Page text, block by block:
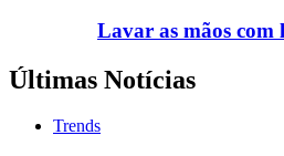
Lavar as mãos com
Últimas Notícias
Trends